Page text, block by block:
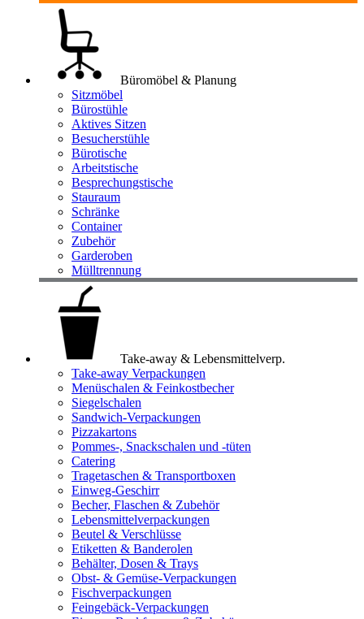
Büromöbel & Planung
Sitzmöbel
Bürostühle
Aktives Sitzen
Besucherstühle
Bürotische
Arbeitstische
Besprechungstische
Stauraum
Schränke
Container
Zubehör
Garderoben
Mülltrennung
Take-away & Lebensmittelverp.
Take-away Verpackungen
Menüschalen & Feinkostbecher
Siegelschalen
Sandwich-Verpackungen
Pizzakartons
Pommes-, Snackschalen und -tüten
Catering
Tragetaschen & Transportboxen
Einweg-Geschirr
Becher, Flaschen & Zubehör
Lebensmittelverpackungen
Beutel & Verschlüsse
Etiketten & Banderolen
Behälter, Dosen & Trays
Obst- & Gemüse-Verpackungen
Fischverpackungen
Feingebäck-Verpackungen